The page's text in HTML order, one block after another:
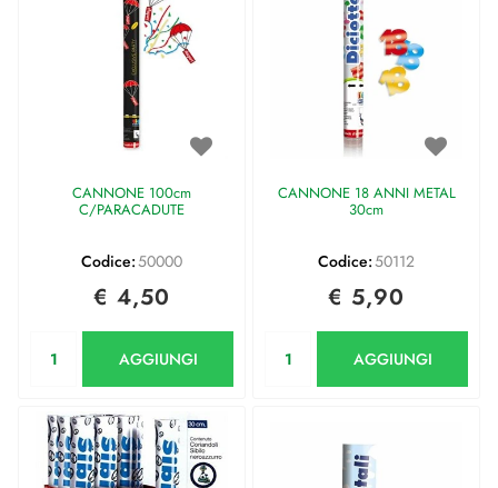
CANNONE 100cm
C/PARACADUTE
Codice:50000
€ 4,50
AGGIUNGI
CANNONE 18 ANNI METAL
30cm
Codice:50112
€ 5,90
AGGIUNGI